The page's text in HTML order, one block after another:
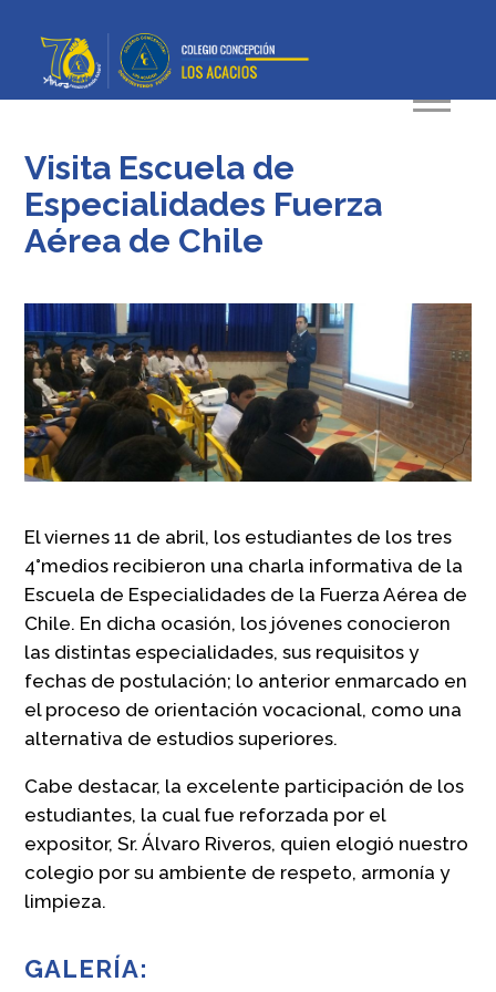
Visita Escuela de
Especialidades Fuerza
Aérea de Chile
El viernes 11 de abril, los estudiantes de los tres
4°medios recibieron una charla informativa de la
Escuela de Especialidades de la Fuerza Aérea de
Chile. En dicha ocasión, los jóvenes conocieron
las distintas especialidades, sus requisitos y
fechas de postulación; lo anterior enmarcado en
el proceso de orientación vocacional, como una
alternativa de estudios superiores.
Cabe destacar, la excelente participación de los
estudiantes, la cual fue reforzada por el
expositor, Sr. Álvaro Riveros, quien elogió nuestro
colegio por su ambiente de respeto, armonía y
limpieza.
GALERÍA: